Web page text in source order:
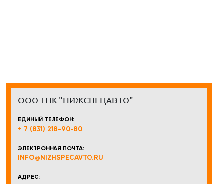
ООО ТПК "НИЖСПЕЦАВТО"
ЕДИНЫЙ ТЕЛЕФОН:
+ 7 (831) 218-90-80
ЭЛЕКТРОННАЯ ПОЧТА:
INFO@NIZHSPECAVTO.RU
АДРЕС: